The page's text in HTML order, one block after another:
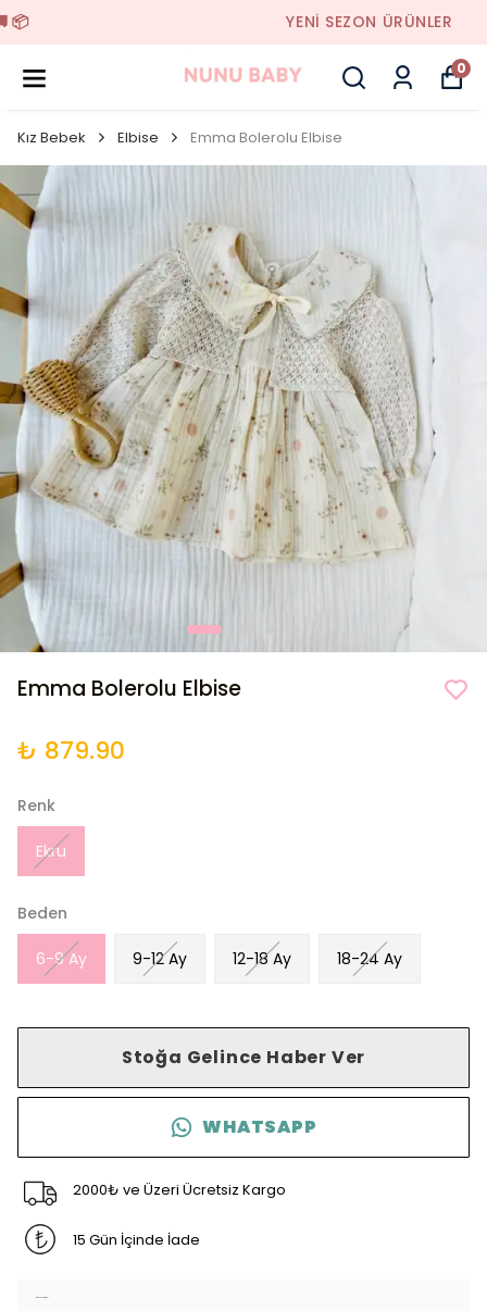
YENI SEZON ÜRÜNLER
0
Kız Bebek Elbise Emma Bolerolu Elbise
Emma Bolerolu Elbise
₺ 879.90
Renk
Ekru
Beden
6-9 Ay 9-12 Ay 12-18 Ay 18-24 Ay
Stoğa Gelince Haber Ver
WHATSAPP
2000₺ ve Üzeri Ücretsiz Kargo
15 Gün İçinde İade